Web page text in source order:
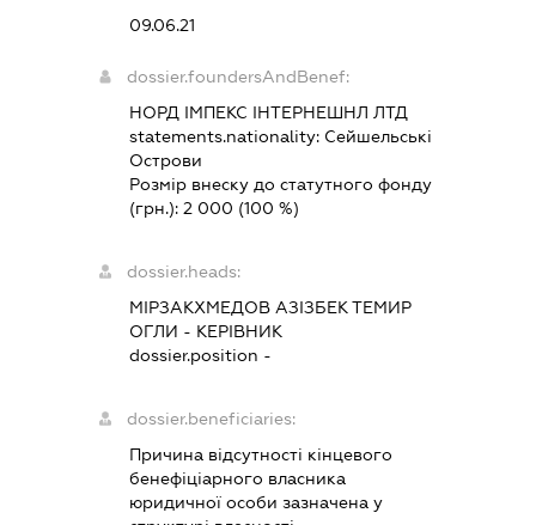
09.06.21
dossier.foundersAndBenef:
НОРД ІМПЕКС ІНТЕРНЕШНЛ ЛТД
statements.nationality: Сейшельські
Острови
Розмір внеску до статутного фонду
(грн.): 2 000 (100 %)
dossier.heads:
МІРЗАКХМЕДОВ АЗІЗБЕК ТЕМИР
ОГЛИ - КЕРІВНИК
dossier.position -
dossier.beneficiaries:
Причина відсутності кінцевого
бенефіціарного власника
юридичної особи зазначена у